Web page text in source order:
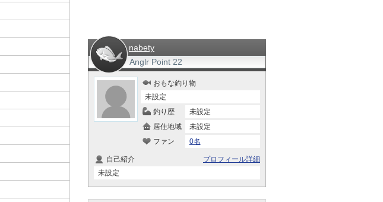
nabety
Anglr Point 22
おもな釣り物
未設定
釣り歴
未設定
居住地域
未設定
ファン
0名
プロフィール詳細
自己紹介
未設定